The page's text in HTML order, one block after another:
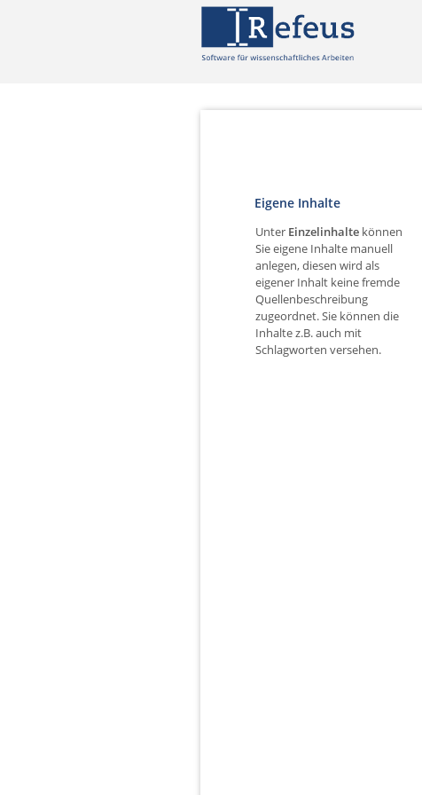
Eigene Inhalte
Unter Einzelinhalte können
Sie eigene Inhalte manuell
anlegen, diesen wird als
eigener Inhalt keine fremde
Quellenbeschreibung
zugeordnet. Sie können die
Inhalte z.B. auch mit
Schlagworten versehen.